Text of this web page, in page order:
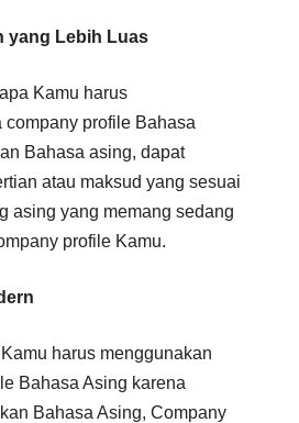
yang Lebih Luas
Kamu harus
company profile Bahasa
Bahasa asing, dapat
atau maksud yang sesuai
asing yang memang sedang
profile Kamu.
harus menggunakan
Bahasa Asing karena
Bahasa Asing, Company